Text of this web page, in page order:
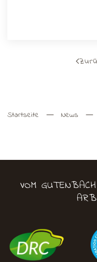
Startseite News
VOM